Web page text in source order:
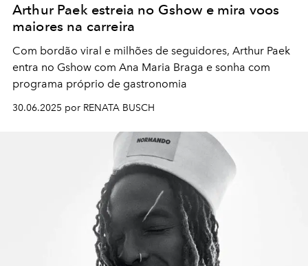
Arthur Paek estreia no Gshow e mira voos
maiores na carreira
Com bordão viral e milhões de seguidores, Arthur Paek
entra no Gshow com Ana Maria Braga e sonha com
programa próprio de gastronomia
30.06.2025 por RENATA BUSCH